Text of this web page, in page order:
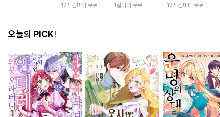
12시간마다 무료
1일마다 무료
롤]
12시간마다 무료
오늘의 PICK!